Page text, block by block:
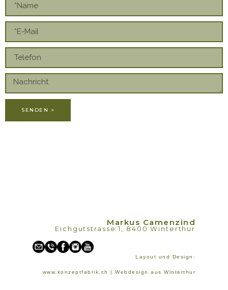
SENDEN >
Markus Camenzind
Eichgutstrasse 1, 8400 Winterthur
Layout und Design:
www.konzeptfabrik.ch | Webdesign aus Winterthur